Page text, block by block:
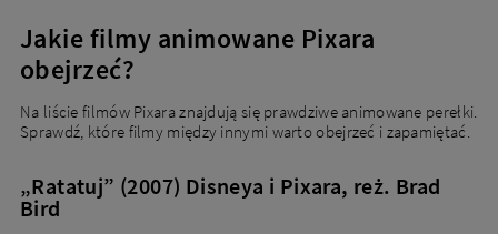
Jakie filmy animowane Pixara
obejrzeć?
Na liście filmów Pixara znajdują się prawdziwe animowane perełki.
Sprawdź, które filmy między innymi warto obejrzeć i zapamiętać.
„Ratatuj” (2007) Disneya i Pixara, reż. Brad
Bird